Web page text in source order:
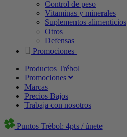
Control de peso
Vitaminas y minerales
Suplementos alimenticios
Otros
Defensas
Promociones
Productos Trébol
Promociones
Marcas
Precios Bajos
Trabaja con nosotros
Puntos Trébol: 4pts / únete